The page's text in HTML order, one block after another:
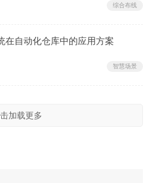
综合布线
在自动化仓库中的应用方案
智慧场景
加载更多